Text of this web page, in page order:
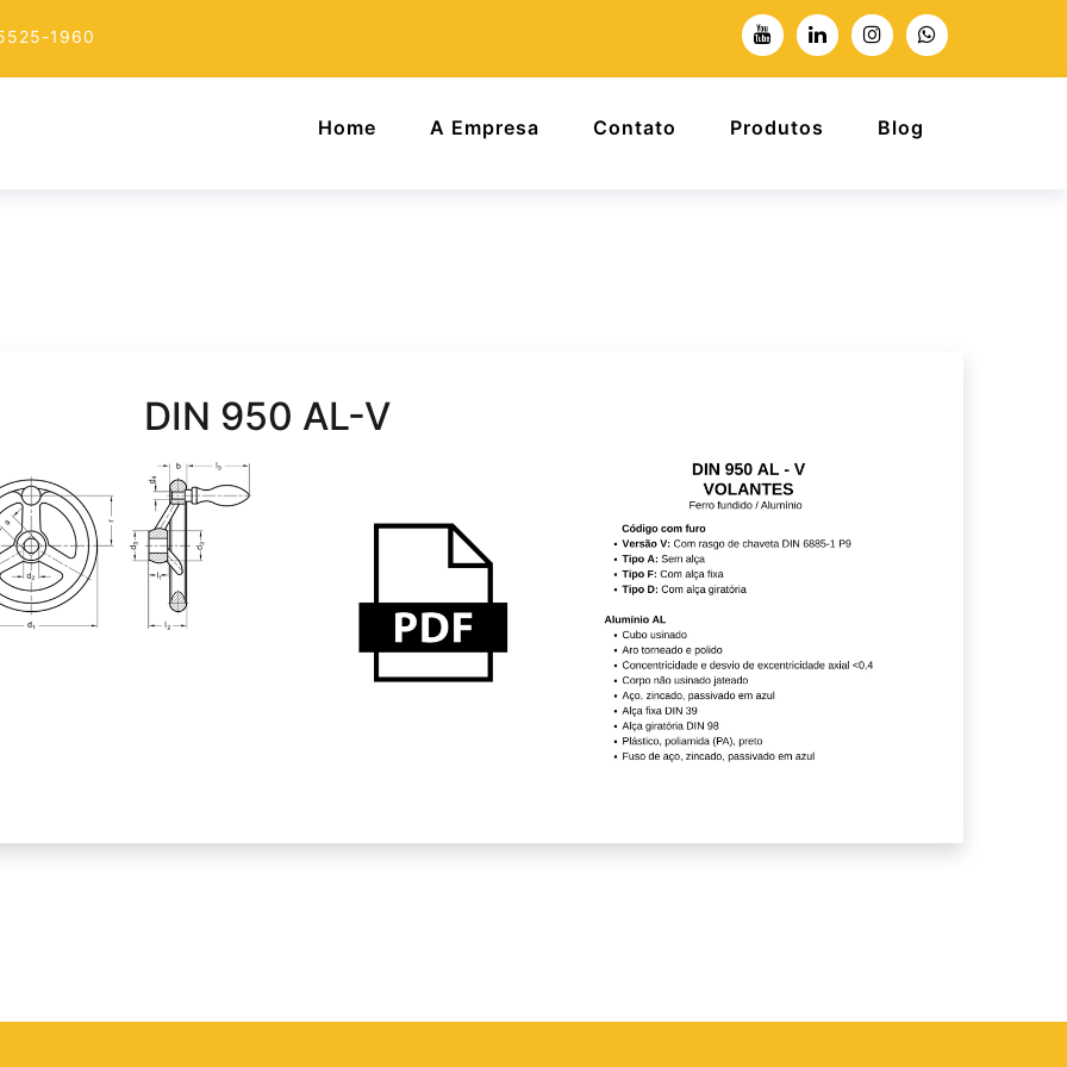
1960
Home A Empresa Contato Produtos Blog
DIN 950 AL-V